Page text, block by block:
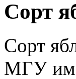
Сорт
Сорт
МГУ